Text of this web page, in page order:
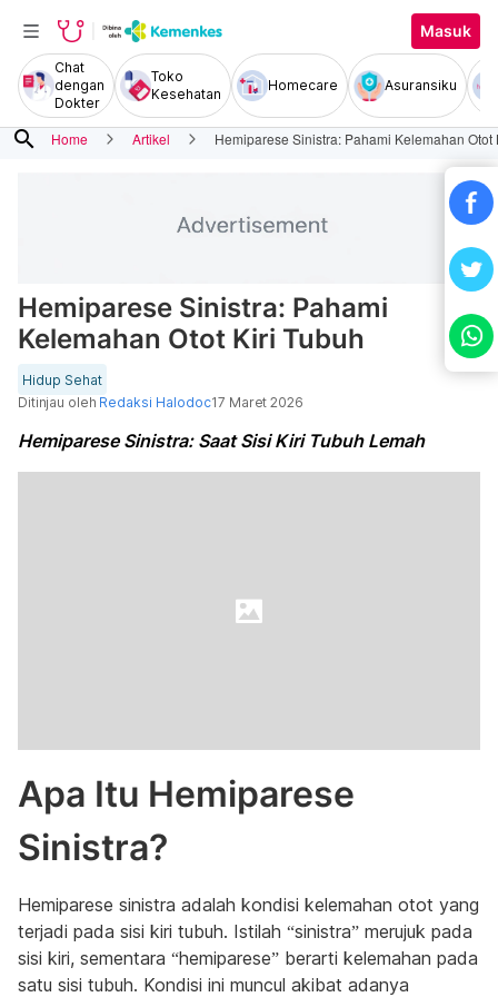
Masuk
Chat
dengan
Dokter
Toko
Kesehatan
Homecare Asuransiku
search Home Artikel Hemiparese Sinistra: Pahami Kelemahan Otot
Hemiparese Sinistra: Pahami
Kelemahan Otot Kiri Tubuh
Hidup Sehat
Ditinjau oleh Redaksi Halodoc17 Maret 2026
Hemiparese Sinistra: Saat Sisi Kiri Tubuh Lemah
Apa Itu Hemiparese
Sinistra?
Hemiparese sinistra adalah kondisi kelemahan otot yang
terjadi pada sisi kiri tubuh. Istilah “sinistra” merujuk pada
sisi kiri, sementara “hemiparese” berarti kelemahan pada
satu sisi tubuh. Kondisi ini muncul akibat adanya